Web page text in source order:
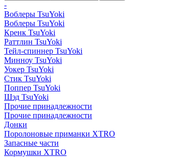
-
Воблеры TsuYoki
Воблеры TsuYoki
Кренк TsuYoki
Раттлин TsuYoki
Тейл-спиннер TsuYoki
Минноу TsuYoki
Уокер TsuYoki
Стик TsuYoki
Поппер TsuYoki
Шэд TsuYoki
Прочие принадлежности
Прочие принадлежности
Донки
Поролоновые приманки XTRO
Запасные части
Кормушки XTRO